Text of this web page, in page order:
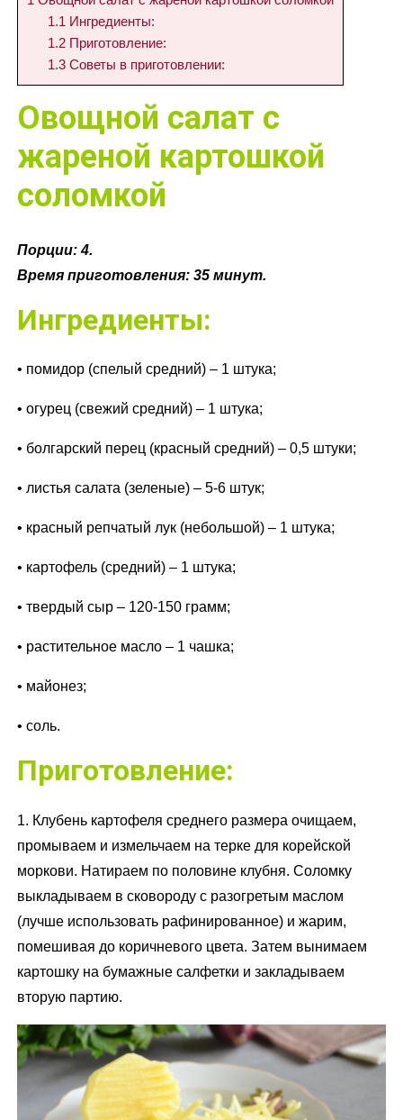
1.1 Ингредиенты:
1.2 Приготовление:
1.3 Советы в приготовлении:
Овощной салат с
жареной картошкой
соломкой
Порции: 4.
Время приготовления: 35 минут.
Ингредиенты:
• помидор (спелый средний) – 1 штука;
• огурец (свежий средний) – 1 штука;
• болгарский перец (красный средний) – 0,5 штуки;
• листья салата (зеленые) – 5-6 штук;
• красный репчатый лук (небольшой) – 1 штука;
• картофель (средний) – 1 штука;
• твердый сыр – 120-150 грамм;
• растительное масло – 1 чашка;
• майонез;
• соль.
Приготовление:
1. Клубень картофеля среднего размера очищаем,
промываем и измельчаем на терке для корейской
моркови. Натираем по половине клубня. Соломку
выкладываем в сковороду с разогретым маслом
(лучше использовать рафинированное) и жарим,
помешивая до коричневого цвета. Затем вынимаем
картошку на бумажные салфетки и закладываем
вторую партию.